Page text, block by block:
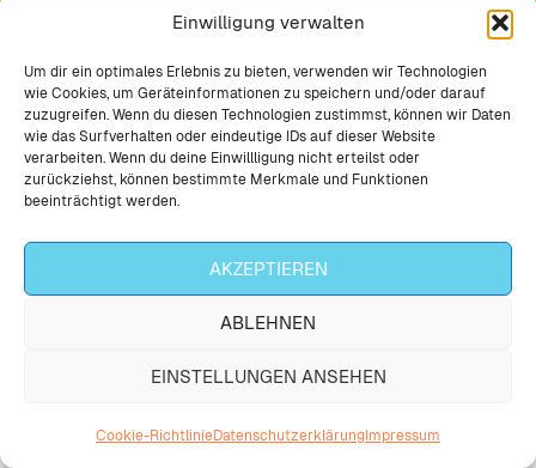
Einwilligung verwalten
Um dir ein optimales Erlebnis zu bieten, verwenden wir Technologien
wie Cookies, um Geräteinformationen zu speichern und/oder darauf
zuzugreifen. Wenn du diesen Technologien zustimmst, können wir Daten
wie das Surfverhalten oder eindeutige IDs auf dieser Website
verarbeiten. Wenn du deine Einwillligung nicht erteilst oder
zurückziehst, können bestimmte Merkmale und Funktionen
beeinträchtigt werden.
AKZEPTIEREN
ABLEHNEN
EINSTELLUNGEN ANSEHEN
Cookie-RichtlinieDatenschutzerklärung Impressum
The better coffee comes from mate
KONTAKT
AGB
COOKIES
IMPRESSUM
DATENSCHUTZ
© 2025 TEKOHA
Vertrag widerrufen